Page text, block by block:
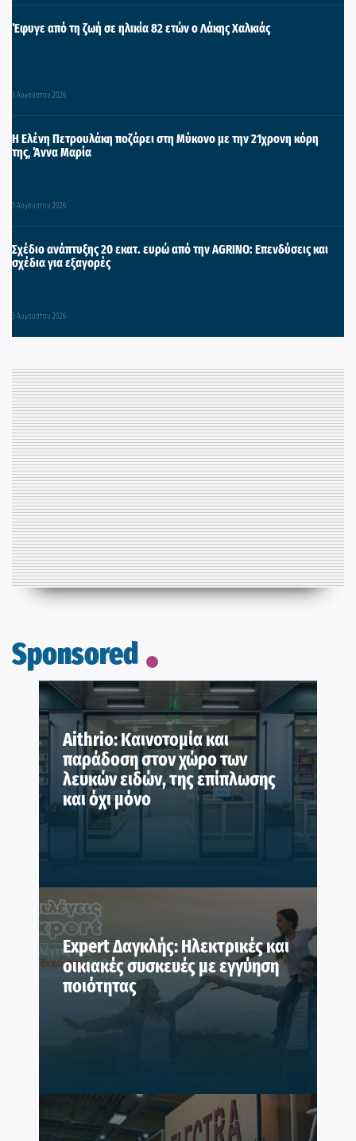
Έφυγε από τη ζωή σε ηλικία 82 ετών ο Λάκης Χαλκιάς
3 Αυγούστου 2026
Η Ελένη Πετρουλάκη ποζάρει στη Μύκονο με την 21χρονη κόρη
της, Άννα Μαρία
3 Αυγούστου 2026
Σχέδιο ανάπτυξης 20 εκατ. ευρώ από την AGRINO: Επενδύσεις και
σχέδια για εξαγορές
3 Αυγούστου 2026
Sponsored
Aithrio: Καινοτομία και
παράδοση στον χώρο των
λευκών ειδών, της επίπλωσης
και όχι μόνο
Expert Δαγκλής: Ηλεκτρικές και
οικιακές συσκευές με εγγύηση
ποιότητας